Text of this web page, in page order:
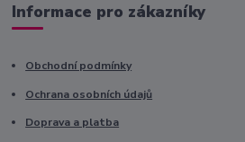
Informace pro zákazníky
Obchodní podmínky
Ochrana osobních údajů
Doprava a platba